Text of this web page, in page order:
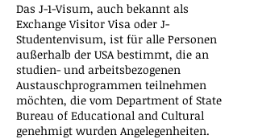
Das J-1-Visum, auch bekannt als
Exchange Visitor Visa oder J-
Studentenvisum, ist für alle Personen
außerhalb der USA bestimmt, die an
studien- und arbeitsbezogenen
Austauschprogrammen teilnehmen
möchten, die vom Department of State
Bureau of Educational and Cultural
genehmigt wurden Angelegenheiten.